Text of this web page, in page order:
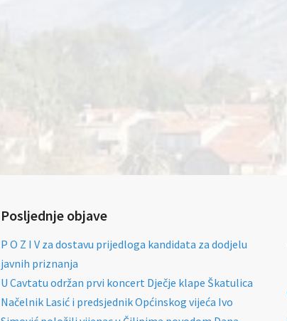
Posljednje objave
P O Z I V za dostavu prijedloga kandidata za dodjelu
javnih priznanja
U Cavtatu održan prvi koncert Dječje klape Škatulica
Načelnik Lasić i predsjednik Općinskog vijeća Ivo